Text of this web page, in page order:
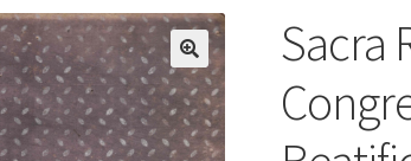
Sacra